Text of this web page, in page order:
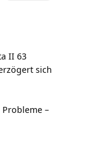
II 63
sich
–